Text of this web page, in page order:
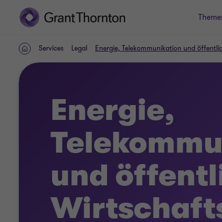
HOMEServices Legal Energie, Telekommunikation und
Energie,
und